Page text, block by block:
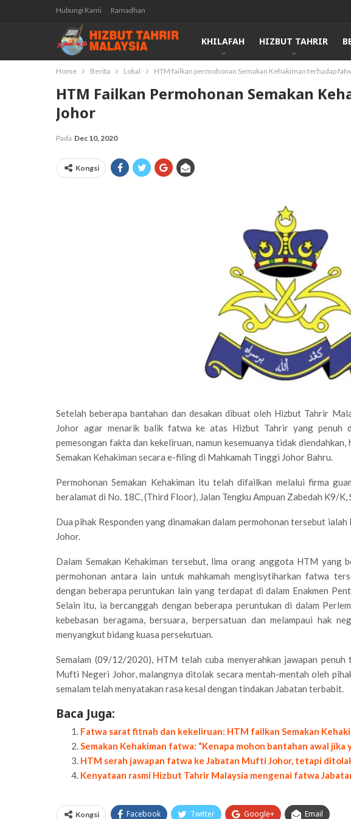
Hubungi Kami Ramadhan
KHILAFAH HIZBUT TAHRIR
Home Berita Lokal HTM failkan permohonan Semakan Kehakiman terhadap
HTM Failkan Permohonan Semakan
Johor
Pada Dec 10, 2020
Kongsi
Setelah beberapa bantahan dan desakan dibuat oleh Hizbut Tahrir
Johor agar menarik balik fatwa ke atas Hizbut Tahrir yang penuh
pemesongan fakta dan kekeliruan, namun kesemuanya tidak
Semakan Kehakiman secara e-filing di Mahkamah Tinggi Johor Bahru.
Permohonan Semakan Kehakiman itu telah difailkan melalui firma
beralamat di No. 18C, (Third Floor), Jalan Tengku Ampuan Zabedah K9/K,
Dua pihak Responden yang dinamakan dalam permohonan tersebut
Johor.
Dalam Semakan Kehakiman tersebut, lima orang anggota HTM yang
permohonan antara lain untuk mahkamah mengisytiharkan fatwa
dengan beberapa peruntukan lain yang terdapat di dalam Enakmen
Selain itu, ia bercanggah dengan beberapa peruntukan di dalam
kebebasan beragama, bersuara, berpersatuan dan melampaui hak
menyangkut bidang kuasa persekutuan.
Semalam (09/12/2020), HTM telah cuba menyerahkan jawapan
Mufti Negeri Johor, malangnya ditolak secara mentah-mentah oleh
semalam telah menyatakan rasa kesal dengan tindakan Jabatan terbabit.
Baca Juga:
Fatwa sarat fitnah dan kekeliruan: HTM failkan Semakan
Semakan Kehakiman fatwa: “Kenapa mohon bantahan awal jika
HTM serah jawapan fatwa ke Jabatan Mufti Johor, tetapi
Kenyataan rasmi Hizbut Tahrir Malaysia mengenai fatwa
Kongsi Facebook Twitter Google+ Email